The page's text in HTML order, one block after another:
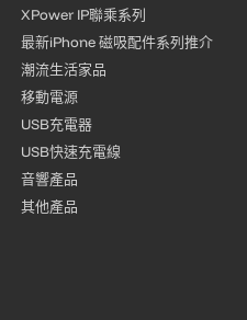
XPower IP聯乘系列
最新iPhone 磁吸配件系列推介
潮流生活家品
移動電源
USB充電器
USB快速充電線
音響產品
其他產品